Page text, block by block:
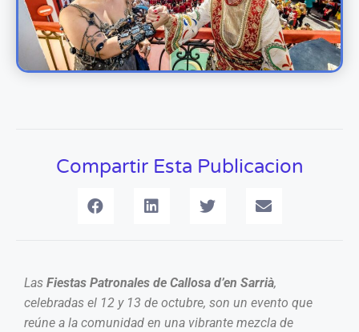
Compartir Esta Publicacion
Las Fiestas Patronales de Callosa d’en Sarrià,
celebradas el 12 y 13 de octubre, son un evento que
reúne a la comunidad en una vibrante mezcla de